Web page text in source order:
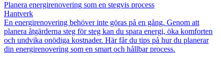
Planera energirenovering som en stegvis process
Hantverk
En energirenovering behöver inte göras på en gång. Genom att
planera åtgärderna steg för steg kan du spara energi, öka komforten
och undvika onödiga kostnader. Här får du tips på hur du planerar
din energirenovering som en smart och hållbar process.